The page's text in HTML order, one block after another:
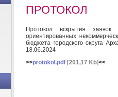
ПРОТОКОЛ
Протокол вскрытия
ориентированных
бюджета городского округа
18.06.2024
>>protokol.pdf [201,17 Kb]<<